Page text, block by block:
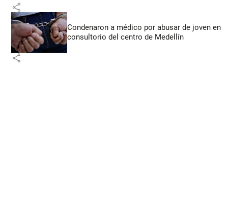
share
Condenaron a médico por abusar de joven en
consultorio del centro de Medellín
share